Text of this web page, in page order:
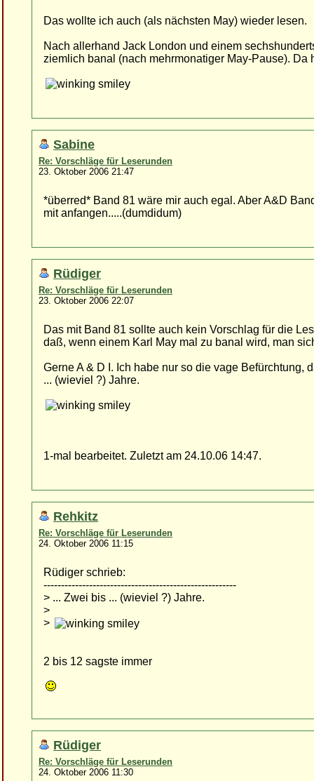
Das wollte ich auch (als nächsten May) wieder lesen.
Nach allerhand Jack London und einem
ziemlich banal (nach mehrmonatiger May-Pause).
Sabine
Re: Vorschläge für Leserunden
23. Oktober 2006 21:47
*überred* Band 81 wäre mir auch egal. Aber A&D
mit anfangen.....(dumdidum)
Rüdiger
Re: Vorschläge für Leserunden
23. Oktober 2006 22:07
Das mit Band 81 sollte auch kein Vorschlag für die
daß, wenn einem Karl May mal zu banal wird, man
Gerne A & D I. Ich habe nur so die vage
... (wieviel ?) Jahre.
1-mal bearbeitet. Zuletzt am 24.10.06 14:47.
Rehkitz
Re: Vorschläge für Leserunden
24. Oktober 2006 11:15
Rüdiger schrieb:
-------------------------------------------------------
> ... Zwei bis ... (wieviel ?) Jahre.
>
>
2 bis 12 sagste immer
Rüdiger
Re: Vorschläge für Leserunden
24. Oktober 2006 11:30